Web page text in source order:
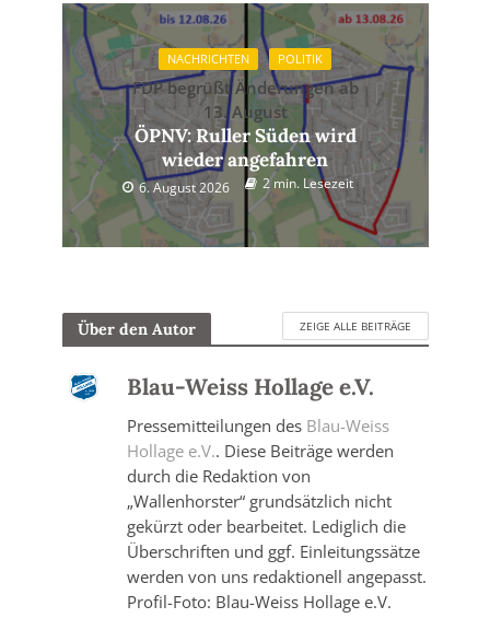
NACHRICHTEN POLITIK
FDP begrüßt Änderungen ab
13. August
ÖPNV: Ruller Süden wird
wieder angefahren
6. August 2026 2 min. Lesezeit
Über den Autor ZEIGE ALLE BEITRÄGE
Blau-Weiss Hollage e.V.
Pressemitteilungen des Blau-Weiss
Hollage e.V.. Diese Beiträge werden
durch die Redaktion von
„Wallenhorster“ grundsätzlich nicht
gekürzt oder bearbeitet. Lediglich die
Überschriften und ggf. Einleitungssätze
werden von uns redaktionell angepasst.
Profil-Foto: Blau-Weiss Hollage e.V.